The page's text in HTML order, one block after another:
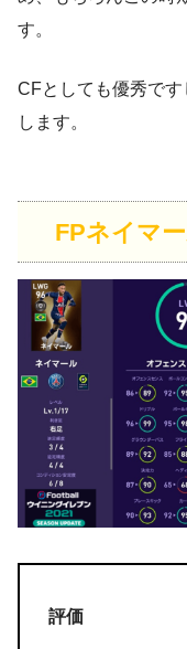
す。
CFとしても優秀で
します。
FPネイマ
評価